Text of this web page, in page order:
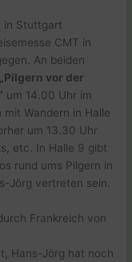
in Stuttgart
CMT in
An beiden
„Pilgern vor der
um 14.00 Uhr im
mit Wandern in Halle
um 13.30 Uhr
etc. In Halle 9 gibt
rund ums Pilgern in
Jörg vertreten sein.
Frankreich von
Hans-Jörg hat noch